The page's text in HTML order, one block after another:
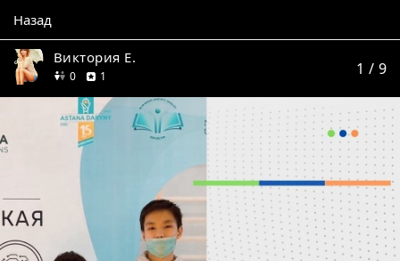
Назад
Виктория Е.
0друзей
1 1 / 9